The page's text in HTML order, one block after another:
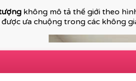
không mô tả thế giới theo
ưa chuộng trong các không